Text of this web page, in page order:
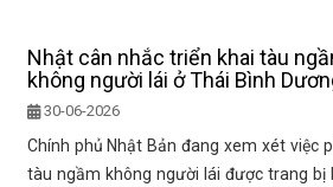
Nhật cân nhắc triển khai tàu
không người lái ở Thái Bình
30-06-2026
Chính phủ Nhật Bản đang xem xét việc
tàu ngầm không người lái được trang bị